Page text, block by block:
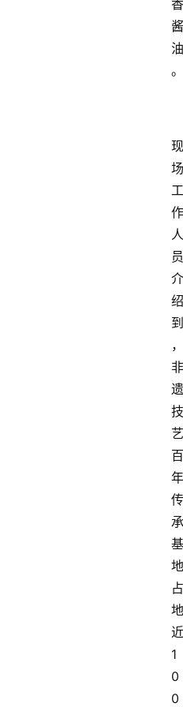
香
酱
油
。
现
场
工
作
人
员
介
绍
到
，
非
遗
技
艺
百
年
传
承
基
地
占
地
近
1
0
0